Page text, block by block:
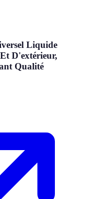
Liquide
D'extérieur,
Qualité